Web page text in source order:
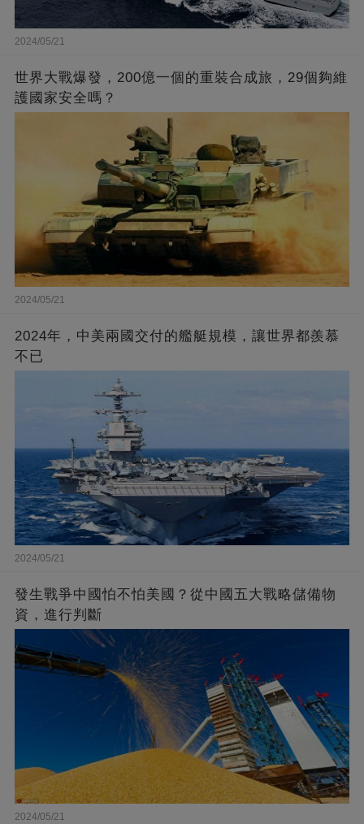
2024/05/21
世界大戰爆發，200億一個的重裝合成旅，29個夠維
護國家安全嗎？
2024/05/21
2024年，中美兩國交付的艦艇規模，讓世界都羨慕
不已
2024/05/21
發生戰爭中國怕不怕美國？從中國五大戰略儲備物
資，進行判斷
2024/05/21